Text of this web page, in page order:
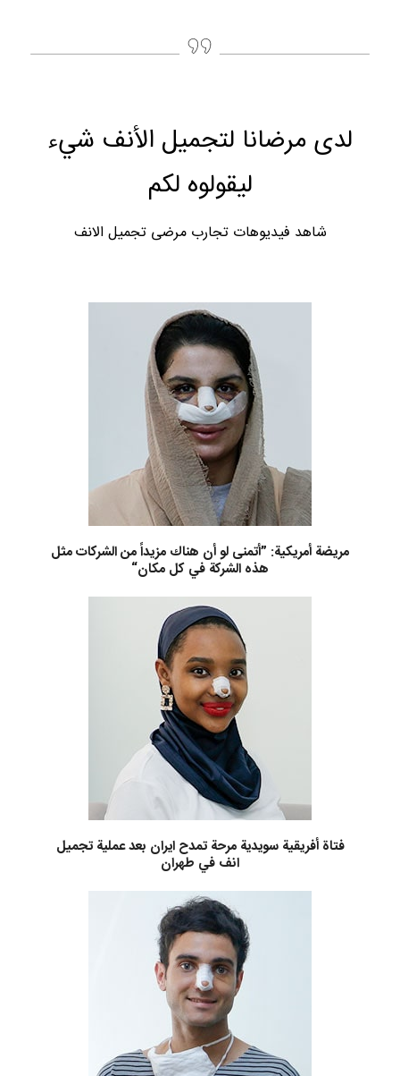
لدى مرضانا لتجميل الأنف شيء
ليقولوه لكم
شاهد فيديوهات تجارب مرضى تجميل الانف
مريضة أمريكية: ”أتمنى لو أن هناك مزيداً من الشركات مثل
هذه الشركة في كل مكان“
فتاة أفريقية سويدية مرحة تمدح ايران بعد عملية تجميل
انف في طهران